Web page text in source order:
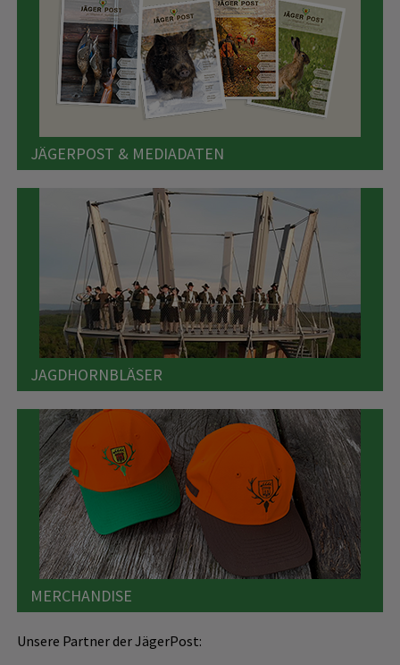
JÄGERPOST & MEDIADATEN
JAGDHORNBLÄSER
MERCHANDISE
Unsere Partner der JägerPost: